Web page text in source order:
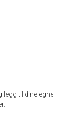
legg til dine egne